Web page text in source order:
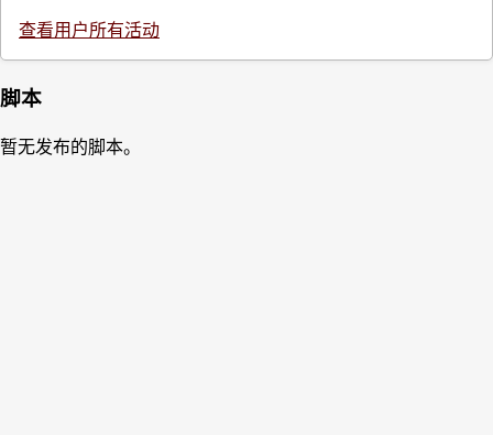
查看用户所有活动
脚本
暂无发布的脚本。